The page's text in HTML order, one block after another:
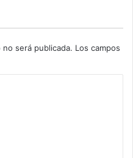
será publicada. Los campos